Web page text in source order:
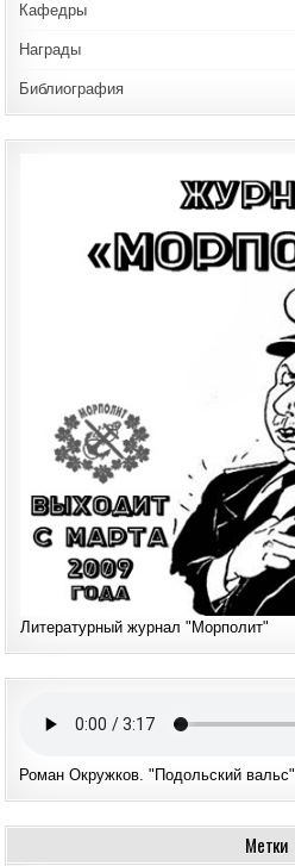
Кафедры
Награды
Библиография
Литературный журнал "Морполит"
Роман Окружков. "Подольский вальс"
Метки